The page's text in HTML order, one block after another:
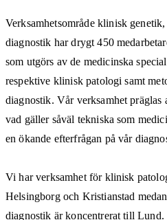
Verksamhetsområde klinisk
diagnostik har drygt 450
som utgörs av de medicinska
respektive klinisk patologi samt
diagnostik. Vår verksamhet
vad gäller såväl tekniska som
en ökande efterfrågan på vår
Vi har verksamhet för klinisk
Helsingborg och Kristianstad
diagnostik är koncentrerat till